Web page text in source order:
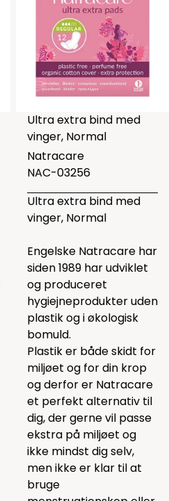
Ultra extra bind med
vinger, Normal
Natracare
NAC-03256
Ultra extra bind med
vinger, Normal
Engelske Natracare har
siden 1989 har udviklet
og produceret
hygiejneprodukter uden
plastik og i økologisk
bomuld.
Plastik er både skidt for
miljøet og for din krop
og derfor er Natracare
et perfekt alternativ til
dig, der gerne vil passe
ekstra på miljøet og
ikke mindst dig selv,
men ikke er klar til at
bruge